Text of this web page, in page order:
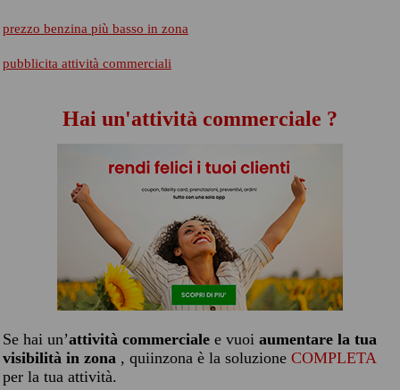
prezzo benzina più basso in zona
pubblicita attività commerciali
Hai un'attività commerciale ?
Se hai un’attività commerciale e vuoi aumentare la tua
visibilità in zona , quiinzona è la soluzione COMPLETA
per la tua attività.